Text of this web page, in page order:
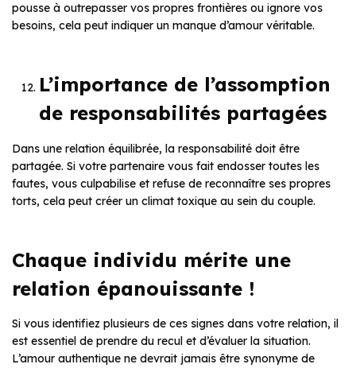
pousse à outrepasser vos propres frontières ou ignore vos
besoins, cela peut indiquer un manque d’amour véritable.
L’importance de l’assomption
de responsabilités partagées
Dans une relation équilibrée, la responsabilité doit être
partagée. Si votre partenaire vous fait endosser toutes les
fautes, vous culpabilise et refuse de reconnaître ses propres
torts, cela peut créer un climat toxique au sein du couple.
Chaque individu mérite une
relation épanouissante !
Si vous identifiez plusieurs de ces signes dans votre relation, il
est essentiel de prendre du recul et d’évaluer la situation.
L’amour authentique ne devrait jamais être synonyme de